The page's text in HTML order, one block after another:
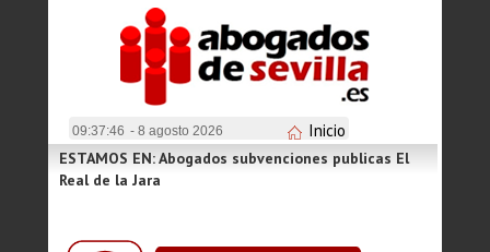
09:37:46 - 8 agosto 2026 Inicio
ESTAMOS EN: Abogados subvenciones publicas El
Real de la Jara